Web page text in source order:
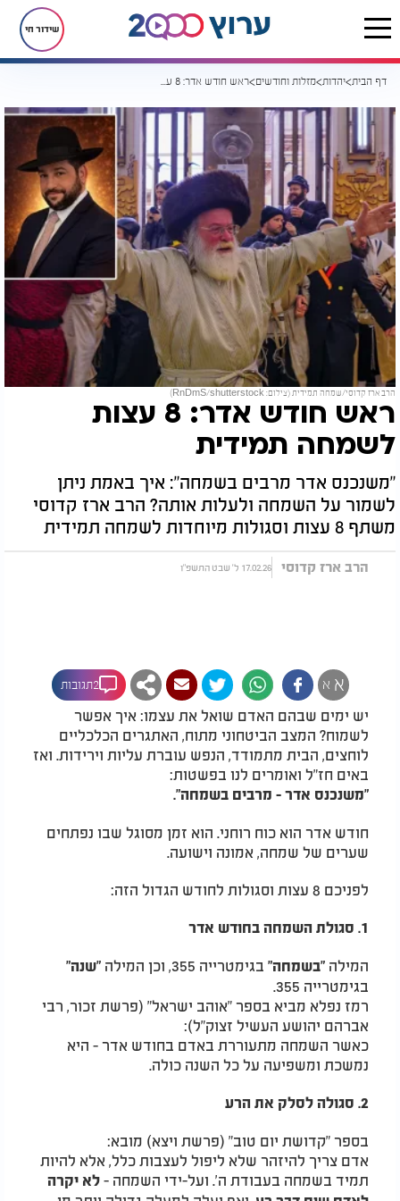
שידור חי
דף הבית יהדות מזלות וחודשים ראש חודש אדר: 8 עצות לשמחה תמידית
הרב ארז קדוסי/שמחה תמידית (צילום: RnDmS/shutterstock)
ראש חודש אדר: 8 עצות
לשמחה תמידית
"משנכנס אדר מרבים בשמחה": איך באמת ניתן
לשמור על השמחה ולעלות אותה? הרב ארז קדוסי
משתף 8 עצות וסגולות מיוחדות לשמחה תמידית
הרב ארז קדוסי 17.02.26 ל' שבט התשפ"ו
א א 2תגובות
יש ימים שבהם האדם שואל את עצמו: איך אפשר
לשמוח? המצב הביטחוני מתוח, האתגרים הכלכליים
לוחצים, הבית מתמודד, הנפש עוברת עליות וירידות. ואז
באים חז"ל ואומרים לנו בפשטות:
"משנכנס אדר - מרבים בשמחה".
חודש אדר הוא כוח רוחני. הוא זמן מסוגל שבו נפתחים
שערים של שמחה, אמונה וישועה.
לפניכם 8 עצות וסגולות לחודש הגדול הזה:
1. סגולת השמחה בחודש אדר
המילה"בשמחה" בגימטרייה 355, וכן המילה "שנה"
בגימטרייה 355.
רמז נפלא מביא בספר "אוהב ישראל" (פרשת זכור, רבי
אברהם יהושע העשיל זצוק"ל):
כאשר השמחה מתעוררת באדם בחודש אדר - היא
נמשכת ומשפיעה על כל השנה כולה.
2. סגולה לסלק את הרע
בספר "קדושת יום טוב" (פרשת ויצא) מובא:
אדם צריך להיזהר שלא ליפול לעצבות כלל, אלא להיות
תמיד בשמחה בעבודת ה'. ועל-ידי השמחה -לא יקרה